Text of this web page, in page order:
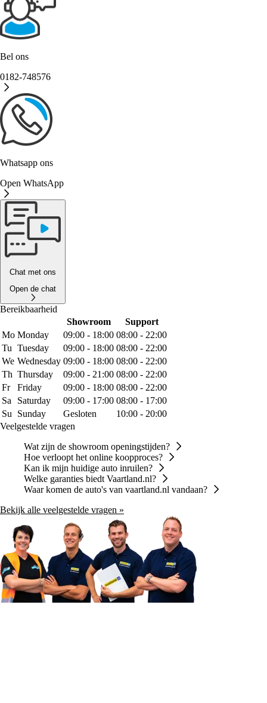
Bel ons
0182-748576
Whatsapp ons
Open WhatsApp
Chat met ons
Open de chat
Bereikbaarheid
Showroom
Support
Mo Monday 09:00 - 18:00 08:00 - 22:00
Tu Tuesday 09:00 - 18:00 08:00 - 22:00
We Wednesday 09:00 - 18:00 08:00 - 22:00
Th Thursday 09:00 - 21:00 08:00 - 22:00
Fr
Friday 09:00 - 18:00 08:00 - 22:00
Sa
Saturday 09:00 - 17:00 08:00 - 17:00
Su
Sunday Gesloten
10:00 - 20:00
Veelgestelde vragen
Wat zijn de showroom openingstijden?
Hoe verloopt het online koopproces?
Kan ik mijn huidige auto inruilen?
Welke garanties biedt Vaartland.nl?
Waar komen de auto's van vaartland.nl vandaan?
Bekijk alle veelgestelde vragen »